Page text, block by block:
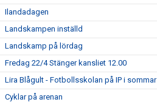
Ilandadagen
Landskampen inställd
Landskamp på lördag
Fredag 22/4 Stänger kansliet 12.00
Lira Blågult - Fotbollsskolan på IP i sommar
Cyklar på arenan